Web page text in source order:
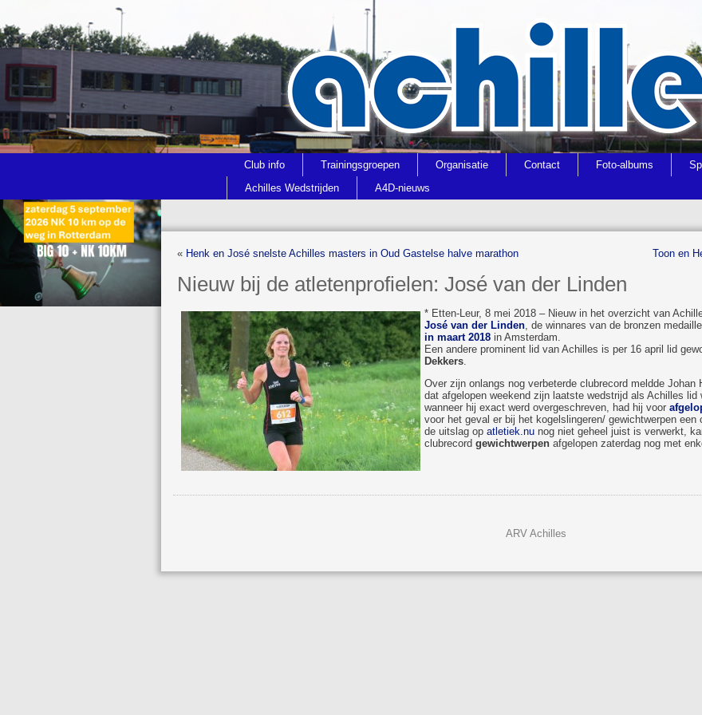
Club info Trainingsgroepen Organisatie Contact Foto-albums
Achilles Wedstrijden
A4D-nieuws
« Henk en José snelste Achilles masters in Oud Gastelse halve marathon Toon en
Nieuw bij de atletenprofielen: José van der Linden
* Etten-Leur, 8 mei 2018 – Nieuw in het overzicht van
José van der Linden, de winnares van de bronzen
in maart 2018in Amsterdam.
Een andere prominent lid van Achilles is per 16 april lid
Dekkers.
Over zijn onlangs nog verbeterde clubrecord meldde Johan
dat afgelopen weekend zijn laatste wedstrijd als Achilles
wanneer hij exact werd overgeschreven, had hij voor
voor het geval er bij het kogelslingeren/ gewichtwerpen een
de uitslag op atletiek.nunog niet geheel juist is verwerkt,
clubrecord gewichtwerpenafgelopen zaterdag nog met
ARV Achilles